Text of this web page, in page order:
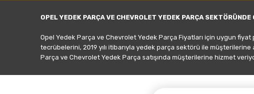
OPEL YEDEK PARÇA VE CHEVROLET YEDEK PARÇA
Opel Yedek Parça ve Chevrolet Yedek Parça Fiyatları için uygun
tecrübelerini, 2019 yılı itibarıyla yedek parça sektörü ile
Parça ve Chevrolet Yedek Parça satışında müşterilerine hizmet